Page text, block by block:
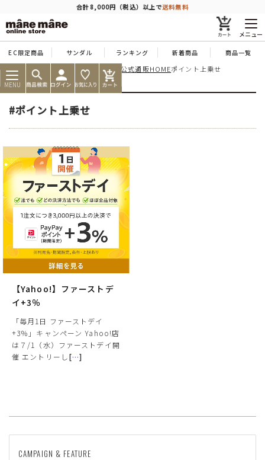
合計8,000円（税込）以上で送料無料
メニュー
EC限定商品 サンダル ランキング 新着商品 商品一覧
MENU
痛くならない靴ならマーレマーレ公式通販HOMEポイント上乗せ
#ポイント上乗せ
【Yahoo!】ファーストデ
イ+3％
「毎月1日 ファーストデイ
+3％」キャンペーン Yahoo!店
は７/1（水）ファーストデイ開
催 エントリーし[…]
CAMPAIGN & FEATURE
商品を探す
人気ワード #コンフォート #パンプス #スニーカー #ブーツ
タイプ
カテゴリー
特徴
ブランド
カラー